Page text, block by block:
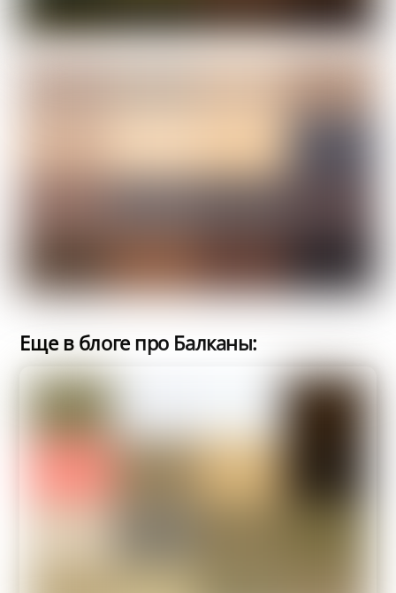
Еще в блоге про Балканы: